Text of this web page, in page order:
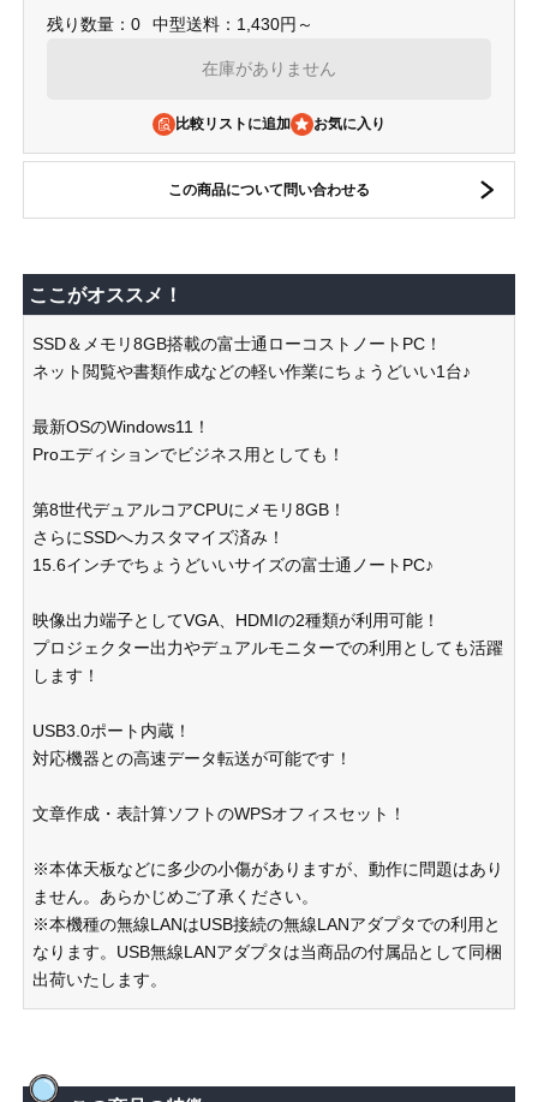
残り数量：0 中型送料：1,430円～
在庫がありません
比較リストに追加
この商品について問い合わせる
ここがオススメ！
SSD＆メモリ8GB搭載の富士通ローコストノートPC！
ネット閲覧や書類作成などの軽い作業にちょうどいい1台♪
最新OSのWindows11！
Proエディションでビジネス用としても！
第8世代デュアルコアCPUにメモリ8GB！
さらにSSDへカスタマイズ済み！
15.6インチでちょうどいいサイズの富士通ノートPC♪
映像出力端子としてVGA、HDMIの2種類が利用可能！
プロジェクター出力やデュアルモニターでの利用としても活躍
します！
USB3.0ポート内蔵！
対応機器との高速データ転送が可能です！
文章作成・表計算ソフトのWPSオフィスセット！
※本体天板などに多少の小傷がありますが、動作に問題はあり
ません。あらかじめご了承ください。
※本機種の無線LANはUSB接続の無線LANアダプタでの利用と
なります。USB無線LANアダプタは当商品の付属品として同梱
出荷いたします。